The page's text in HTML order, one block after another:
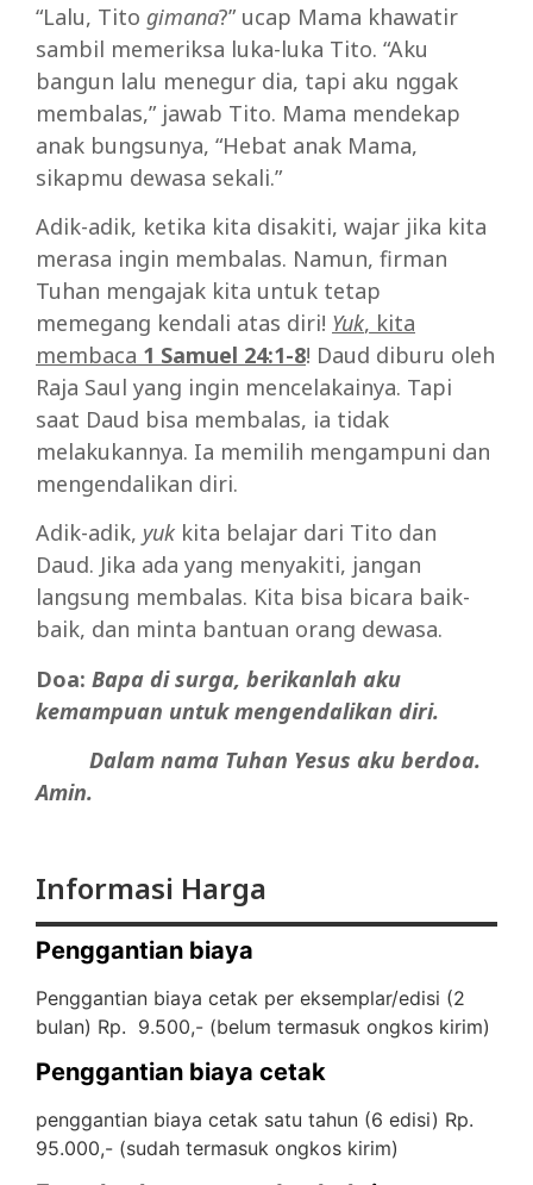
“Lalu, Tito gimana?” ucap Mama khawatir
sambil memeriksa luka-luka Tito. “Aku
bangun lalu menegur dia, tapi aku nggak
membalas,” jawab Tito. Mama mendekap
anak bungsunya, “Hebat anak Mama,
sikapmu dewasa sekali.”
Adik-adik, ketika kita disakiti, wajar jika kita
merasa ingin membalas. Namun, firman
Tuhan mengajak kita untuk tetap
memegang kendali atas diri! Yuk, kita
membaca 1 Samuel 24:1-8! Daud diburu oleh
Raja Saul yang ingin mencelakainya. Tapi
saat Daud bisa membalas, ia tidak
melakukannya. Ia memilih mengampuni dan
mengendalikan diri.
Adik-adik, yuk kita belajar dari Tito dan
Daud. Jika ada yang menyakiti, jangan
langsung membalas. Kita bisa bicara baik-
baik, dan minta bantuan orang dewasa.
Doa: Bapa di surga, berikanlah aku
kemampuan untuk mengendalikan diri.
Dalam nama Tuhan Yesus aku berdoa.
Amin.
Informasi Harga
Penggantian biaya
Penggantian biaya cetak per eksemplar/edisi (2
bulan) Rp. 9.500,- (belum termasuk ongkos kirim)
Penggantian biaya cetak
penggantian biaya cetak satu tahun (6 edisi) Rp.
95.000,- (sudah termasuk ongkos kirim)